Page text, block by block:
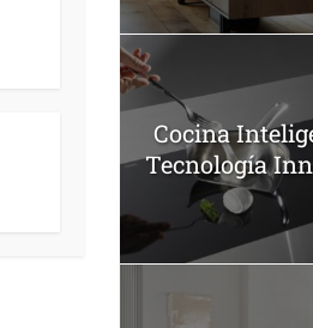
Cocina
Tecnología